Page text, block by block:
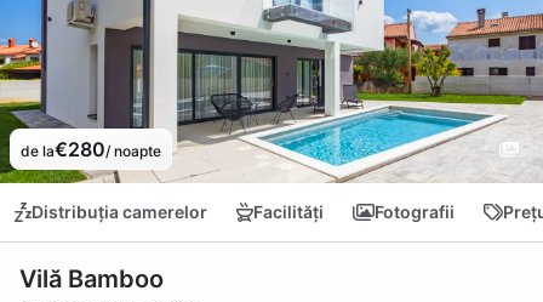
de la€280/ noapte
Distribuția camerelor Facilități Fotografii
Vilă Bamboo